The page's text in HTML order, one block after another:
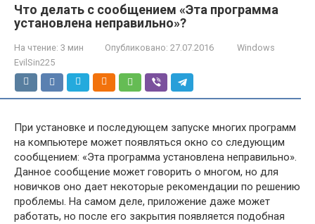
Что делать с сообщением «Эта программа
установлена неправильно»?
На чтение: 3 мин Опубликовано: 27.07.2016
Windows
EvilSin225
При установке и последующем запуске многих программ
на компьютере может появляться окно со следующим
сообщением: «Эта программа установлена неправильно».
Данное сообщение может говорить о многом, но для
новичков оно дает некоторые рекомендации по решению
проблемы. На самом деле, приложение даже может
работать, но после его закрытия появляется подобная